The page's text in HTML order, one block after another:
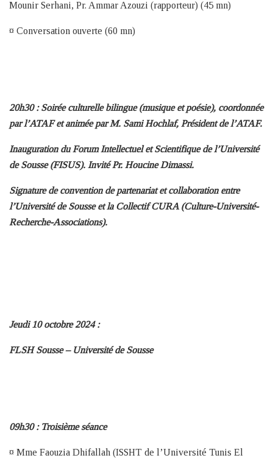
Mounir Serhani, Pr. Ammar Azouzi (rapporteur) (45 mn)
¤ Conversation ouverte (60 mn)
20h30 : Soirée culturelle bilingue (musique et poésie), coordonnée
par l’ATAF et animée par M. Sami Hochlaf, Président de l’ATAF.
Inauguration du Forum Intellectuel et Scientifique de l’Université
de Sousse (FISUS). Invité Pr. Houcine Dimassi.
Signature de convention de partenariat et collaboration entre
l’Université de Sousse et la Collectif CURA (Culture-Université-
Recherche-Associations).
Jeudi 10 octobre 2024 :
FLSH Sousse – Université de Sousse
09h30 : Troisième séance
¤ Mme Faouzia Dhifallah (ISSHT de l’Université Tunis El